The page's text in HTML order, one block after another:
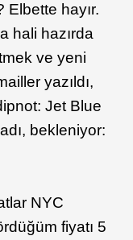
hayır.
hali hazırda
ve yeni
yazıldı,
Jet Blue
bekleniyor:
NYC
fiyatı 5